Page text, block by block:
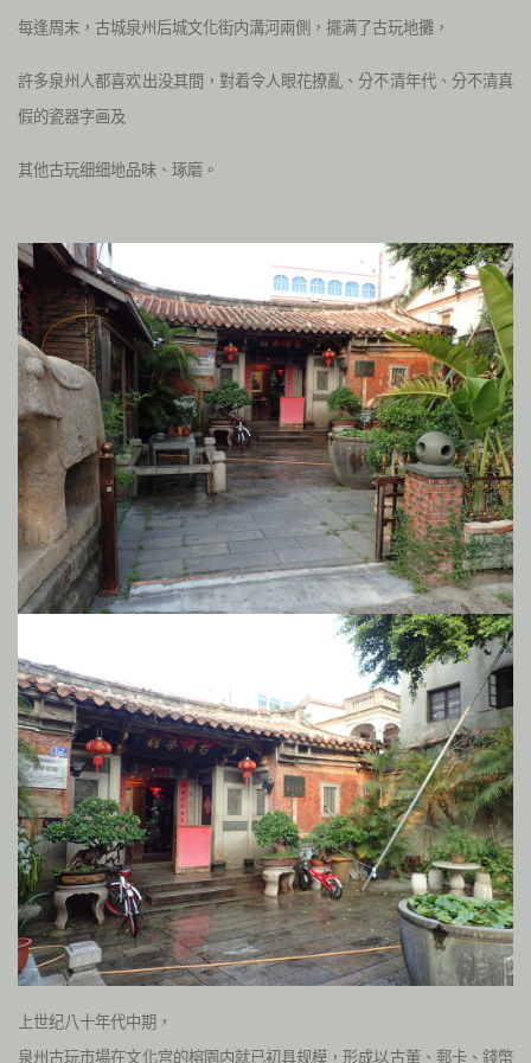
每逢周末，古城泉州后城文化街内溝河兩側，擺满了古玩地攤，
許多泉州人都喜欢出没其間，對着令人眼花撩亂、分不清年代、分不清真
假的瓷器字画及
其他古玩细细地品味、琢磨。
上世纪八十年代中期，
泉州古玩市場在文化宫的榕園内就已初具规模，形成以古董、郵卡、錢幣